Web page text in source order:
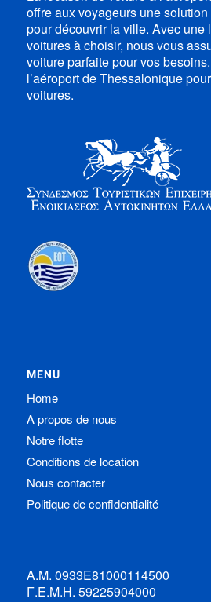
offre aux voyageurs une
pour découvrir la ville. Avec une
voitures à choisir, nous vous
voiture parfaite pour vos
l’aéroport de Thessalonique
voitures.
MENU
Home
A propos de nous
Notre flotte
Conditions de location
Nous contacter
Politique de confidentialité
Α.Μ. 0933Ε81000114500
Γ.Ε.Μ.Η. 59225904000